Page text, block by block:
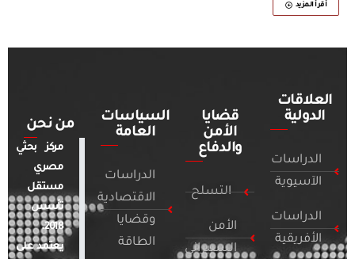
أقرأ المزيد
العلاقات
الدولية
الدراسات
الآسيوية
الدراسات
الأفريقية
قضايا
الأمن
والدفاع
التسلح
الأمن
السيبراني
السياسات
العامة
الدراسات
الاقتصادية
وقضايا
الطاقة
من نحن
مركز بحثي
مصري
مستقل
تأسس
2018.
يعتمد على